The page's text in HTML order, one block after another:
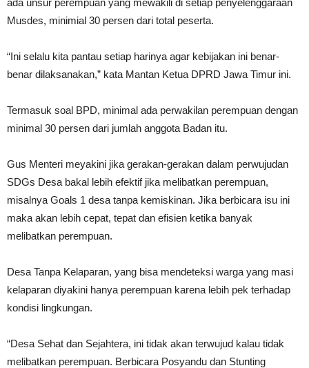
ada unsur perempuan yang mewakili di setiap penyelenggaraan
Musdes, minimial 30 persen dari total peserta.
“Ini selalu kita pantau setiap harinya agar kebijakan ini benar-
benar dilaksanakan,” kata Mantan Ketua DPRD Jawa Timur ini.
Termasuk soal BPD, minimal ada perwakilan perempuan dengan
minimal 30 persen dari jumlah anggota Badan itu.
Gus Menteri meyakini jika gerakan-gerakan dalam perwujudan
SDGs Desa bakal lebih efektif jika melibatkan perempuan,
misalnya Goals 1 desa tanpa kemiskinan. Jika berbicara isu ini
maka akan lebih cepat, tepat dan efisien ketika banyak
melibatkan perempuan.
Desa Tanpa Kelaparan, yang bisa mendeteksi warga yang masi
kelaparan diyakini hanya perempuan karena lebih pek terhadap
kondisi lingkungan.
“Desa Sehat dan Sejahtera, ini tidak akan terwujud kalau tidak
melibatkan perempuan. Berbicara Posyandu dan Stunting